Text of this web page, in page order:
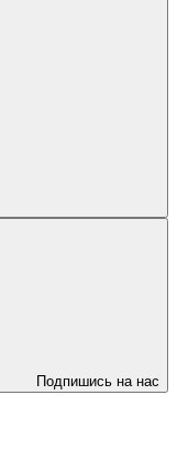
Подпишись на нас